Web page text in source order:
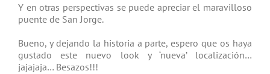
Y en otras perspectivas se puede apreciar el maravilloso
puente de San Jorge.
Bueno, y dejando la historia a parte, espero que os haya
gustado este nuevo look y ‘nueva’ localización…
jajajaja… Besazos!!!